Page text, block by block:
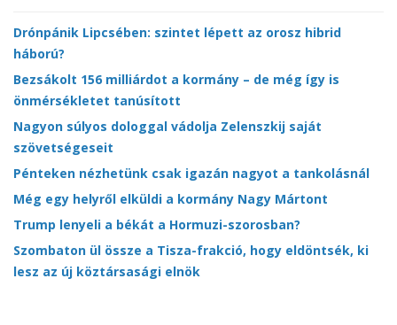
Drónpánik Lipcsében: szintet lépett az orosz hibrid
háború?
Bezsákolt 156 milliárdot a kormány – de még így is
önmérsékletet tanúsított
Nagyon súlyos dologgal vádolja Zelenszkij saját
szövetségeseit
Pénteken nézhetünk csak igazán nagyot a tankolásnál
Még egy helyről elküldi a kormány Nagy Mártont
Trump lenyeli a békát a Hormuzi-szorosban?
Szombaton ül össze a Tisza-frakció, hogy eldöntsék, ki
lesz az új köztársasági elnök